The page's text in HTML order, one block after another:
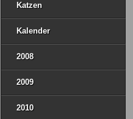
Katzen
Kalender
2008
2009
2010